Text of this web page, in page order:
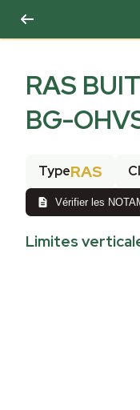
RAS
BG-
TypeRAS
Vérifier les
Limites